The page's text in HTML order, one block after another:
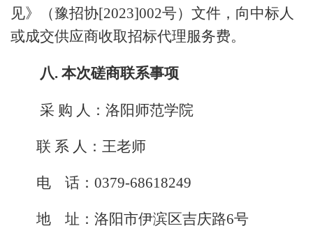
见》（豫招协[2023]002号）文件，向中标人
或成交供应商收取招标代理服务费。
八. 本次磋商联系事项
采 购 人：洛阳师范学院
联 系 人：王老师
电 话：0379-68618249
地 址：洛阳市伊滨区吉庆路6号